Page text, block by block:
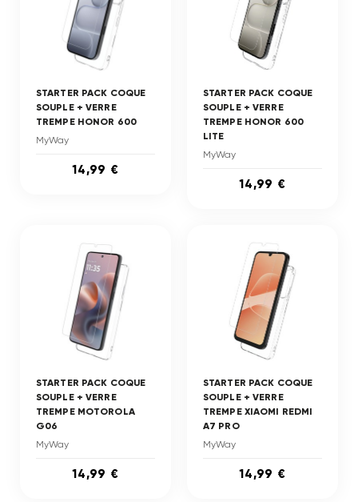
STARTER PACK COQUE
SOUPLE + VERRE
TREMPE HONOR 600
MyWay
14,99 €
STARTER PACK COQUE
SOUPLE + VERRE
TREMPE HONOR 600
LITE
MyWay
14,99 €
STARTER PACK COQUE
SOUPLE + VERRE
TREMPE MOTOROLA
G06
MyWay
14,99 €
STARTER PACK COQUE
SOUPLE + VERRE
TREMPE XIAOMI REDMI
A7 PRO
MyWay
14,99 €